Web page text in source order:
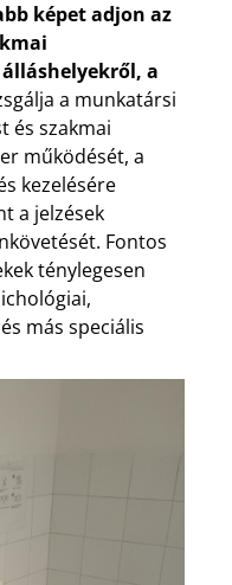
képet adjon az
a
a munkatársi
és szakmai
működését, a
kezelésére
a jelzések
Fontos
ténylegesen
más speciális